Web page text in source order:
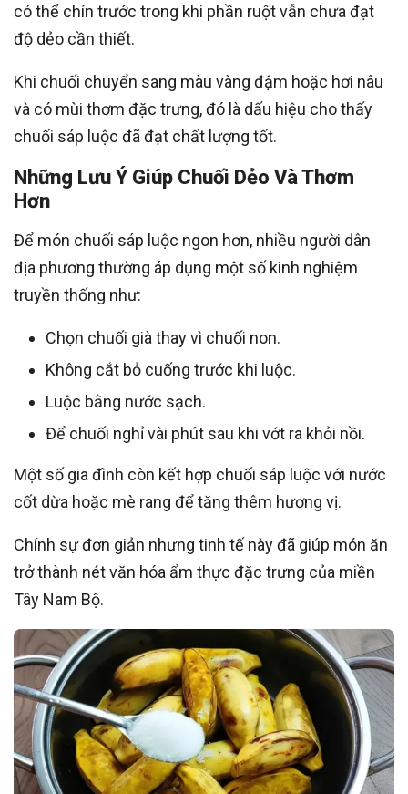
có thể chín trước trong khi phần ruột vẫn chưa đạt
độ dẻo cần thiết.
Khi chuối chuyển sang màu vàng đậm hoặc hơi nâu
và có mùi thơm đặc trưng, đó là dấu hiệu cho thấy
chuối sáp luộc đã đạt chất lượng tốt.
Những Lưu Ý Giúp Chuối Dẻo Và Thơm
Hơn
Để món chuối sáp luộc ngon hơn, nhiều người dân
địa phương thường áp dụng một số kinh nghiệm
truyền thống như:
Chọn chuối già thay vì chuối non.
Không cắt bỏ cuống trước khi luộc.
Luộc bằng nước sạch.
Để chuối nghỉ vài phút sau khi vớt ra khỏi nồi.
Một số gia đình còn kết hợp chuối sáp luộc với nước
cốt dừa hoặc mè rang để tăng thêm hương vị.
Chính sự đơn giản nhưng tinh tế này đã giúp món ăn
trở thành nét văn hóa ẩm thực đặc trưng của miền
Tây Nam Bộ.